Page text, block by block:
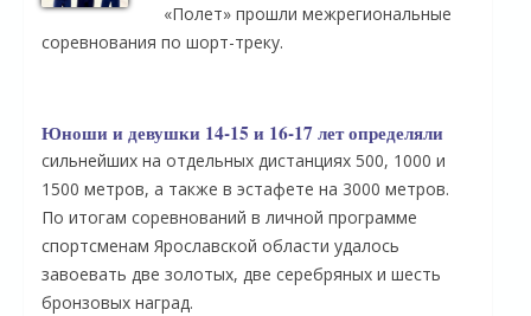
«Полет» прошли межрегиональные
соревнования по шорт-треку.
Юноши и девушки 14-15 и 16-17 лет определяли
сильнейших на отдельных дистанциях 500, 1000 и
1500 метров, а также в эстафете на 3000 метров.
По итогам соревнований в личной программе
спортсменам Ярославской области удалось
завоевать две золотых, две серебряных и шесть
бронзовых наград.